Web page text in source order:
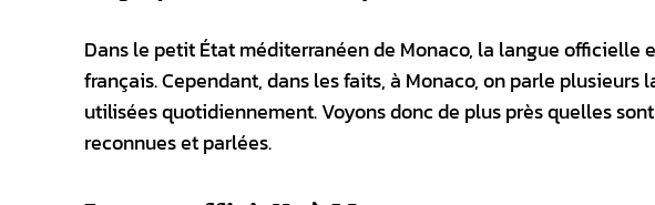
Dans le petit État méditerranéen de Monaco, la langue officielle
français. Cependant, dans les faits, à Monaco, on parle
utilisées quotidiennement. Voyons donc de plus près quelles
reconnues et parlées.